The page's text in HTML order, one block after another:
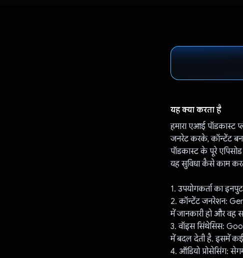
यह क्या करता है
हमारा एआई पॉडकास्ट
जनरेट करके, कॉन्टेंट
पॉडकास्ट के पूरे
यह सुविधा कैसे काम
1. उपयोगकर्ता का
2. कॉन्टेंट जनरेशन:
में जानकारी हो और वह
3. वॉइस सिंथेसिस:
में बदल देती है. इसमें
4. ऑडियो प्रोसेसिंग: